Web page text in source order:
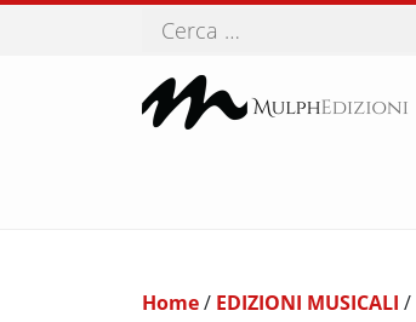
Home/ EDIZIONI MUSICALI /